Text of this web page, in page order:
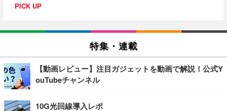
PICK UP
特集・連載
【動画レビュー】注目ガジェットを動画で解説！公式Y
ouTubeチャンネル
10G光回線導入レポ